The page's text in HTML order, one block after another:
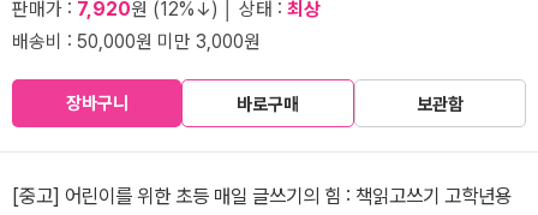
판매가 : 7,920원 (12%↓) │ 상태 : 최상
배송비 : 50,000원 미만 3,000원
장바구니 바로구매 보관함
[중고] 어린이를 위한 초등 매일 글쓰기의 힘 : 책읽고쓰기 고학년용